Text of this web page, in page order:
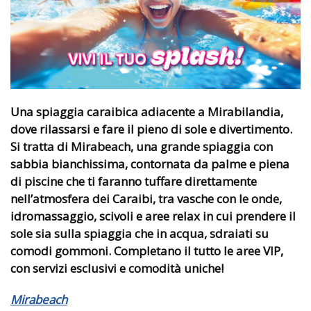
Una spiaggia caraibica adiacente a Mirabilandia,
dove rilassarsi e fare il pieno di sole e divertimento.
Si tratta di Mirabeach, una grande spiaggia con
sabbia bianchissima, contornata da palme e piena
di piscine che ti faranno tuffare direttamente
nell’atmosfera dei Caraibi, tra vasche con le onde,
idromassaggio, scivoli e aree relax in cui prendere il
sole sia sulla spiaggia che in acqua, sdraiati su
comodi gommoni. Completano il tutto le aree VIP,
con servizi esclusivi e comodità uniche!
Mirabeach